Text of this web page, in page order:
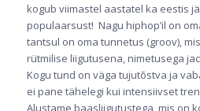
kogub viimastel aastatel ka eestis
populaarsust! Nagu hiphop’il on
tantsul on oma tunnetus (groov),
rütmilise liigutusena, nimetusega
Kogu tund on väga tujutõstva ja
ei pane tähelegi kui intensiivset
Alustame baasliigutustega, mis on